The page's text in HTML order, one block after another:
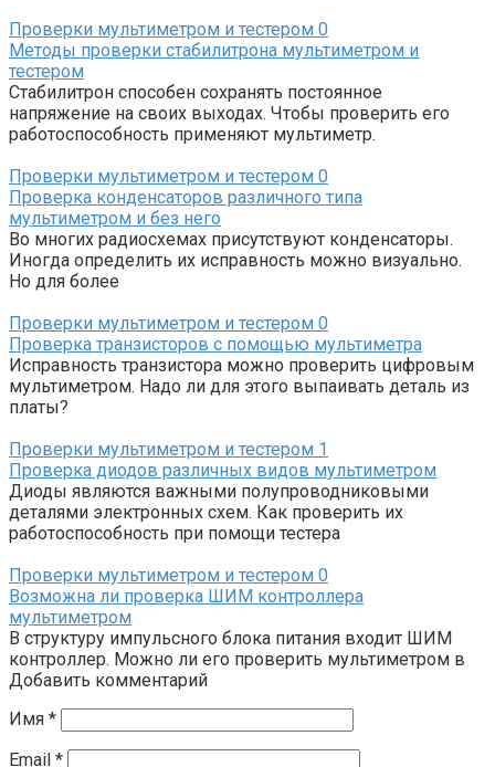
Проверки мультиметром и тестером 0
Методы проверки стабилитрона мультиметром и
тестером
Стабилитрон способен сохранять постоянное
напряжение на своих выходах. Чтобы проверить его
работоспособность применяют мультиметр.
Проверки мультиметром и тестером 0
Проверка конденсаторов различного типа
мультиметром и без него
Во многих радиосхемах присутствуют конденсаторы.
Иногда определить их исправность можно визуально.
Но для более
Проверки мультиметром и тестером 0
Проверка транзисторов с помощью мультиметра
Исправность транзистора можно проверить цифровым
мультиметром. Надо ли для этого выпаивать деталь из
платы?
Проверки мультиметром и тестером 1
Проверка диодов различных видов мультиметром
Диоды являются важными полупроводниковыми
деталями электронных схем. Как проверить их
работоспособность при помощи тестера
Проверки мультиметром и тестером 0
Возможна ли проверка ШИМ контроллера
мультиметром
В структуру импульсного блока питания входит ШИМ
контроллер. Можно ли его проверить мультиметром в
Добавить комментарий
Имя *
Email *